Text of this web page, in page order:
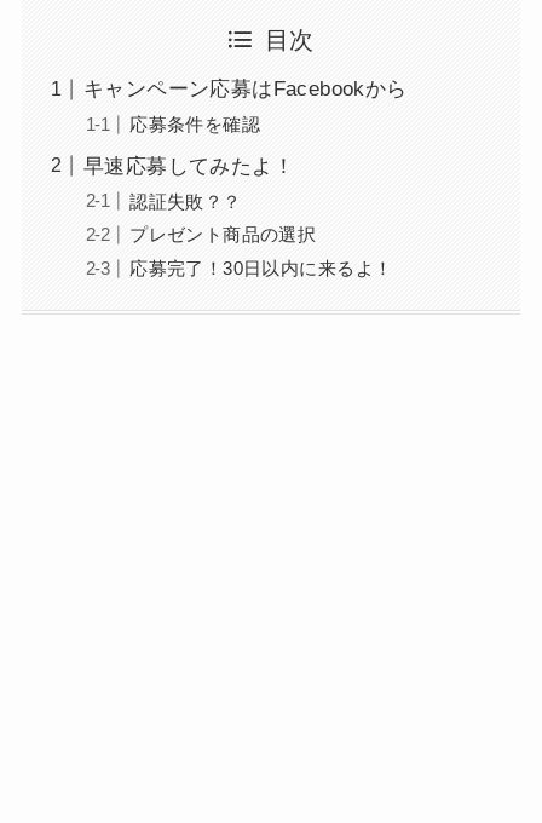
目次
キャンペーン応募はFacebookから
応募条件を確認
早速応募してみたよ！
認証失敗？？
プレゼント商品の選択
応募完了！30日以内に来るよ！